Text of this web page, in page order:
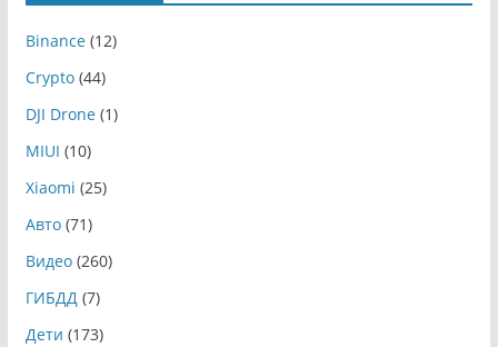
Binance(12)
Crypto(44)
DJI Drone(1)
MIUI (10)
Xiaomi (25)
Авто(71)
Видео(260)
ГИБДД(7)
Дети (173)